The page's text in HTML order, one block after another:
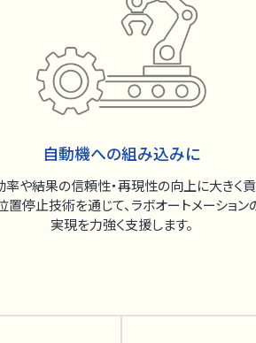
自動機への組み込みに
率や結果の信頼性・再現性の向上に大きく貢
置停止技術を通じて、ラボオートメーション
実現を力強く支援します。